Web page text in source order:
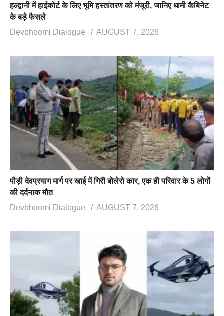
हल्द्वानी में हाईकोर्ट के लिए भूमि हस्तांतरण को मंजूरी, जानिए धामी कैबिनेट
के बड़े फैसले
Devbhoomi Dialogue
AUGUST 7, 2026
पौड़ी देवप्रयाग मार्ग पर खाई में गिरी बोलेरो कार, एक ही परिवार के 5 लोगों
की दर्दनाक मौत
Devbhoomi Dialogue
AUGUST 7, 2026